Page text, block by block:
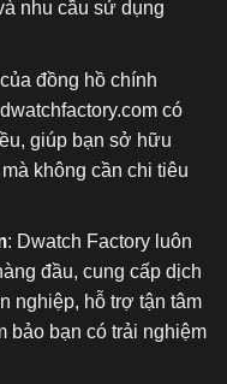
nhu cầu sử dụng
đồng hồ chính
có
giúp bạn sở hữu
không cần chi tiêu
: Dwatch Factory luôn
đầu, cung cấp dịch
nghiệp, hỗ trợ tận tâm
bảo bạn có trải nghiệm